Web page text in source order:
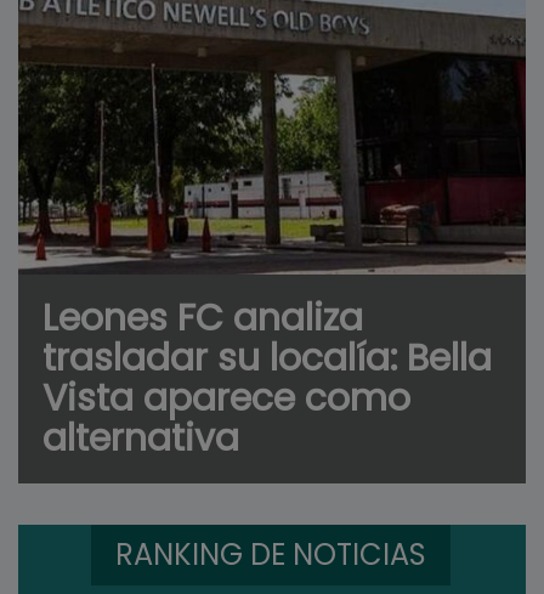
Leones FC analiza
trasladar su localía: Bella
Vista aparece como
alternativa
RANKING DE NOTICIAS